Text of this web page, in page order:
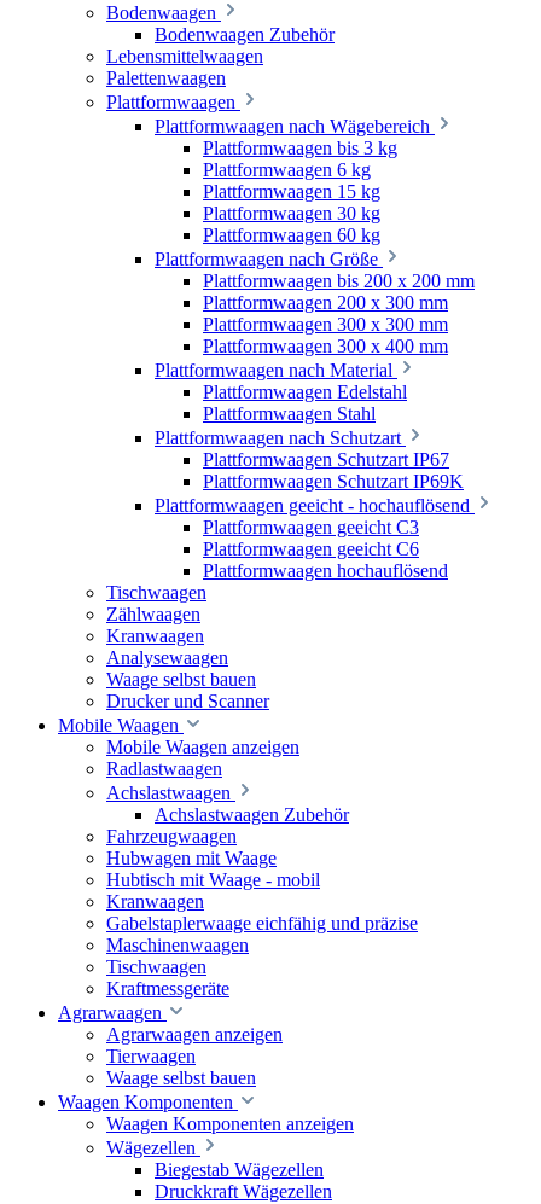
Bodenwaagen
Bodenwaagen Zubehör
Lebensmittelwaagen
Palettenwaagen
Plattformwaagen
Plattformwaagen nach Wägebereich
Plattformwaagen bis 3 kg
Plattformwaagen 6 kg
Plattformwaagen 15 kg
Plattformwaagen 30 kg
Plattformwaagen 60 kg
Plattformwaagen nach Größe
Plattformwaagen bis 200 x 200 mm
Plattformwaagen 200 x 300 mm
Plattformwaagen 300 x 300 mm
Plattformwaagen 300 x 400 mm
Plattformwaagen nach Material
Plattformwaagen Edelstahl
Plattformwaagen Stahl
Plattformwaagen nach Schutzart
Plattformwaagen Schutzart IP67
Plattformwaagen Schutzart IP69K
Plattformwaagen geeicht - hochauflösend
Plattformwaagen geeicht C3
Plattformwaagen geeicht C6
Plattformwaagen hochauflösend
Tischwaagen
Zählwaagen
Kranwaagen
Analysewaagen
Waage selbst bauen
Drucker und Scanner
Mobile Waagen
Mobile Waagen anzeigen
Radlastwaagen
Achslastwaagen
Achslastwaagen Zubehör
Fahrzeugwaagen
Hubwagen mit Waage
Hubtisch mit Waage - mobil
Kranwaagen
Gabelstaplerwaage eichfähig und präzise
Maschinenwaagen
Tischwaagen
Kraftmessgeräte
Agrarwaagen
Agrarwaagen anzeigen
Tierwaagen
Waage selbst bauen
Waagen Komponenten
Waagen Komponenten anzeigen
Wägezellen
Biegestab Wägezellen
Druckkraft Wägezellen